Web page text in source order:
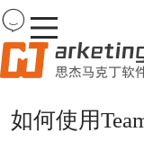
首页
如何使用